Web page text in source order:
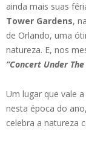
ainda mais suas
Tower Gardens,
de Orlando, uma
natureza. E, nos
“Concert Under
Um lugar que vale
nesta época do
celebra a natureza